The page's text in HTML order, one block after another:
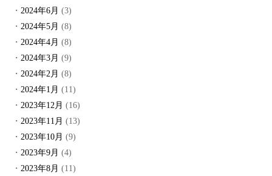
2024年6月 (3)
2024年5月 (8)
2024年4月 (8)
2024年3月 (9)
2024年2月 (8)
2024年1月 (11)
2023年12月 (16)
2023年11月 (13)
2023年10月 (9)
2023年9月 (4)
2023年8月 (11)